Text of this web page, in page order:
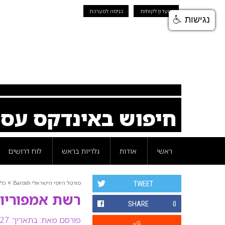
מועדון לקוחות כניסה למערכת
חיפוש באינדקס
ראשי אודות גלריות בראש לוח דרושים
פורטל היופי הישראלי Barosh »
רשת
פורסם מאת: בתאריך: 27 יוני 2007
TWEET
SHARE 0
נגישות